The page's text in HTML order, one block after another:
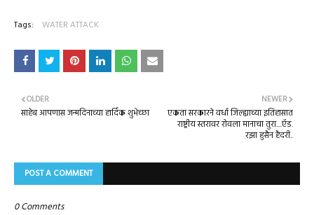
Tags: WATER ATTACK
NEWER
एकता सरकारने वर्धा जिल्ह्याच्या इतिहासात
राष्ट्रीय स्तरावर रोवला मानाचा तुरा....ऍड.
रझा हुसैन हैदरी..
OLDER
साहेब आपणास जन्मदिनाच्या हार्दिक शुभेच्छा
POST A COMMENT
0 Comments